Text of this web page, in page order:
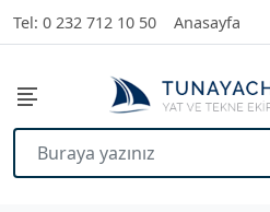
Tel: 0 232 712 10 50 Anasayfa